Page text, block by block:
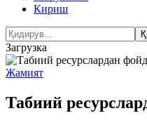
Кириш
Загрузка
Жамият
Табиий